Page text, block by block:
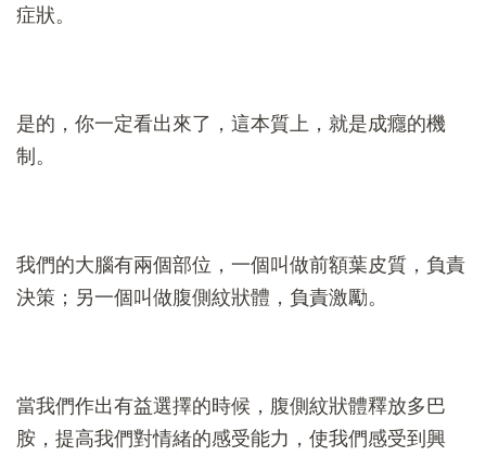
症狀。
是的，你一定看出來了，這本質上，就是成癮的機
制。
我們的大腦有兩個部位，一個叫做前額葉皮質，負責
決策；另一個叫做腹側紋狀體，負責激勵。
當我們作出有益選擇的時候，腹側紋狀體釋放多巴
胺，提高我們對情緒的感受能力，使我們感受到興